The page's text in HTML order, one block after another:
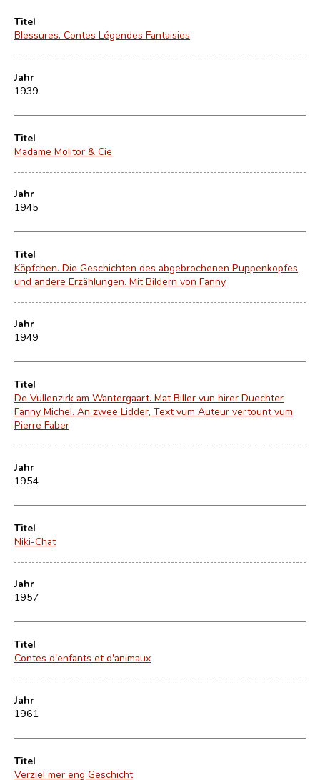
Titel
Blessures. Contes Légendes Fantaisies
Jahr
1939
Titel
Madame Molitor & Cie
Jahr
1945
Titel
Köpfchen. Die Geschichten des abgebrochenen Puppenkopfes
und andere Erzählungen. Mit Bildern von Fanny
Jahr
1949
Titel
De Vullenzirk am Wantergaart. Mat Biller vun hirer Duechter
Fanny Michel. An zwee Lidder, Text vum Auteur vertount vum
Pierre Faber
Jahr
1954
Titel
Niki-Chat
Jahr
1957
Titel
Contes d'enfants et d'animaux
Jahr
1961
Titel
Verziel mer eng Geschicht